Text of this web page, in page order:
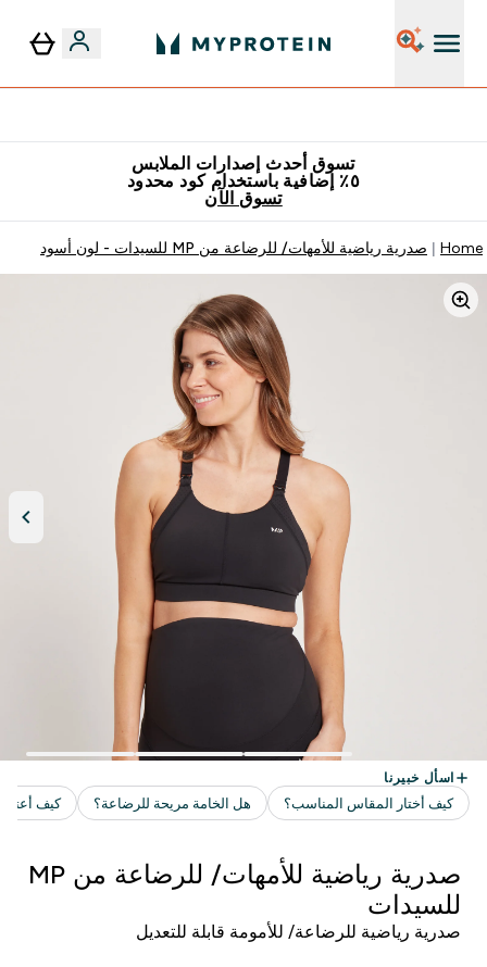
تسوق أحدث إصدارات الملابس
٥٪ إضافية باستخدام كود محدود
تسوق الآن
Home صدرية رياضية للأمهات/ للرضاعة من MP للسيدات - لون أسود
صدرية رياضية للأمهات/ للرضاعة من MP
للسيدات
صدرية رياضية للرضاعة/ للأمومة قابلة للتعديل